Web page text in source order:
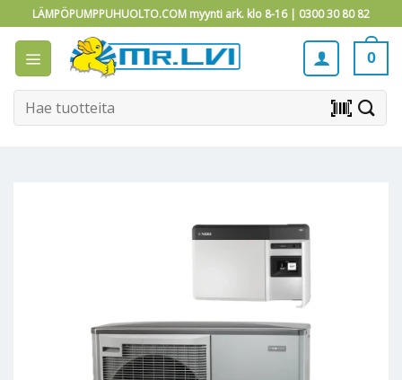
to
content
LÄMPÖPUMPPUHUOLTO.COM myynti ark. klo 8-16 | 0300 30 80 82
0
Etsi: barcode_scanner